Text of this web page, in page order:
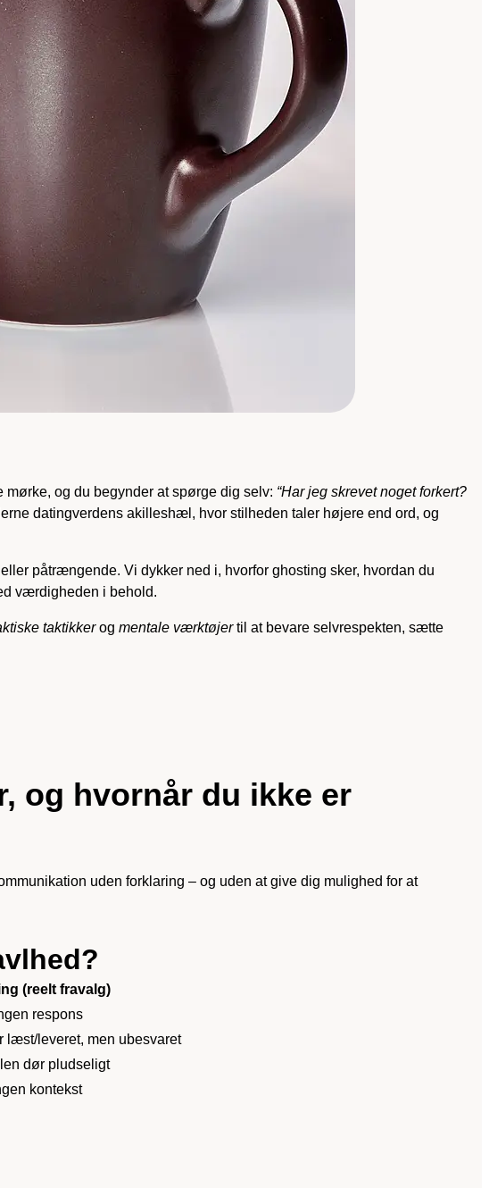
og du begynder at spørge dig selv: “Har jeg skrevet noget forkert?
datingverdens akilleshæl, hvor stilheden taler højere end ord, og
påtrængende. Vi dykker ned i, hvorfor ghosting sker, hvordan du
værdigheden i behold.
taktikkerog mentale værktøjertil at bevare selvrespekten, sætte
og hvornår du ikke er
uden forklaring – og uden at give dig mulighed for at
(reelt fravalg)
respons
læst/leveret, men ubesvaret
dør pludseligt
kontekst